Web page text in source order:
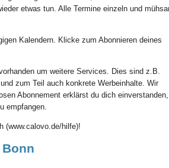
etwas tun. Alle Termine einzeln und
Kalendern. Klicke zum Abonnieren deines
um weitere Services. Dies sind z.B.
zum Teil auch konkrete Werbeinhalte. Wir
Abonnement erklärst du dich einverstanden,
empfangen.
(www.calovo.de/hilfe)!